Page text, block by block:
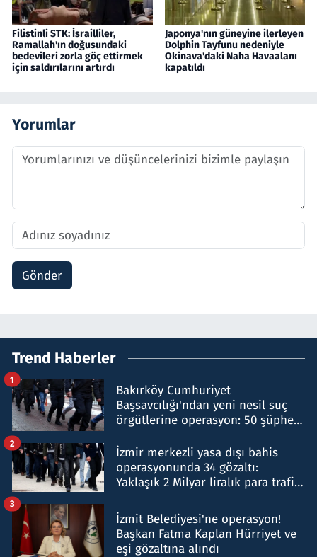
Filistinli STK: İsrailliler,
Ramallah'ın doğusundaki
bedevileri zorla göç ettirmek
için saldırılarını artırdı
Japonya'nın güneyine ilerleyen
Dolphin Tayfunu nedeniyle
Okinava'daki Naha Havaalanı
kapatıldı
Yorumlar
Gönder
Trend Haberler
Bakırköy Cumhuriyet
Başsavcılığı'ndan yeni nesil suç
örgütlerine operasyon: 50 şüpheli
1
İzmir merkezli yasa dışı bahis
operasyonunda 34 gözaltı:
Yaklaşık 2 Milyar liralık para trafiği
2
İzmit Belediyesi'ne operasyon!
Başkan Fatma Kaplan Hürriyet ve
eşi gözaltına alındı
3